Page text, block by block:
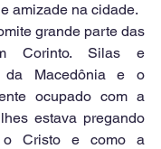
amizade na cidade.
grande parte das
Corinto. Silas e
da Macedônia e o
ocupado com a
estava pregando
Cristo e como a